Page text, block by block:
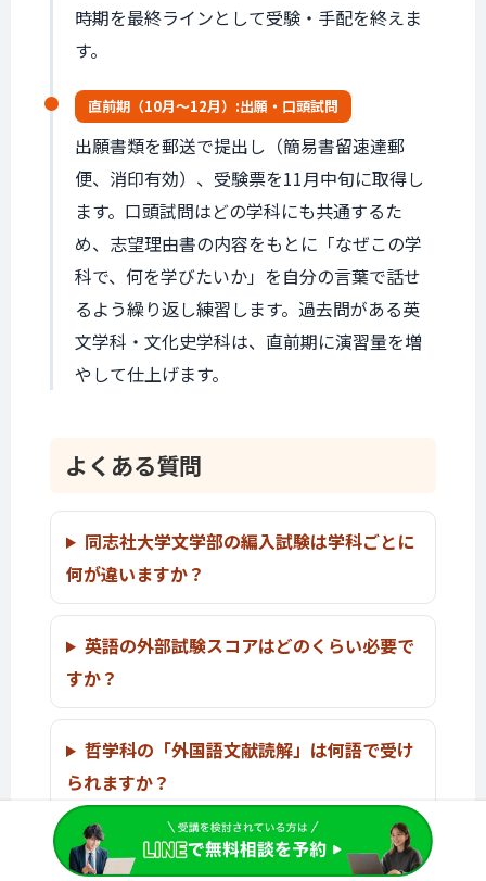
時期を最終ラインとして受験・手配を終えま
す。
直前期（10月〜12月）:出願・口頭試問
出願書類を郵送で提出し（簡易書留速達郵
便、消印有効）、受験票を11月中旬に取得し
ます。口頭試問はどの学科にも共通するた
め、志望理由書の内容をもとに「なぜこの学
科で、何を学びたいか」を自分の言葉で話せ
るよう繰り返し練習します。過去問がある英
文学科・文化史学科は、直前期に演習量を増
やして仕上げます。
よくある質問
同志社大学文学部の編入試験は学科ごとに
何が違いますか？
英語の外部試験スコアはどのくらい必要で
すか？
哲学科の「外国語文献読解」は何語で受け
られますか？
同志社大学文学部の編入試験の倍率はどの